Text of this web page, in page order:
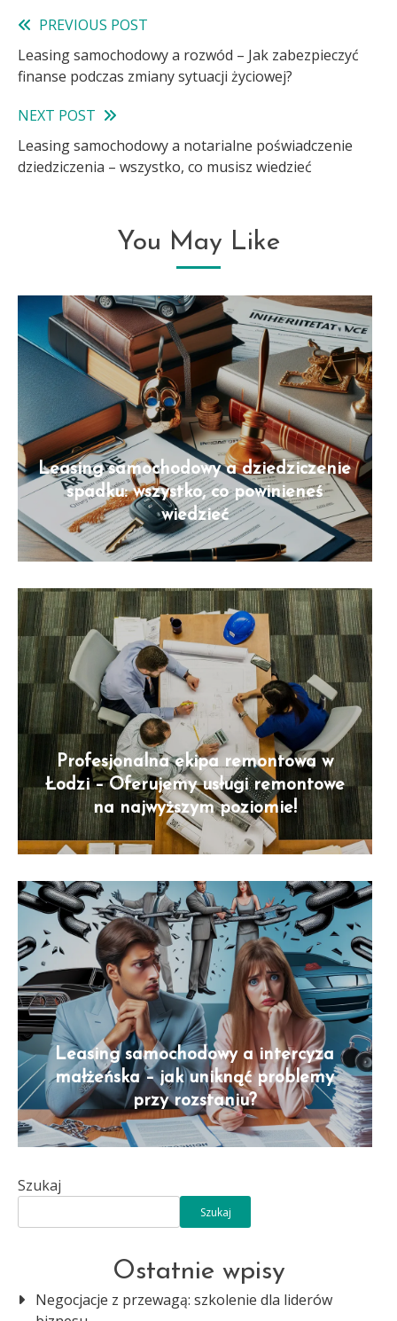
Read
more
PREVIOUS POST
Leasing samochodowy a rozwód – Jak zabezpieczyć
finanse podczas zmiany sytuacji życiowej?
NEXT POST
Leasing samochodowy a notarialne poświadczenie
dziedziczenia – wszystko, co musisz wiedzieć
You May Like
Leasing samochodowy a dziedziczenie
spadku: wszystko, co powinieneś
wiedzieć
Profesjonalna ekipa remontowa w
Łodzi – Oferujemy usługi remontowe
na najwyższym poziomie!
Leasing samochodowy a intercyza
małżeńska – jak uniknąć problemy
przy rozstaniu?
Szukaj
Szukaj
Ostatnie wpisy
Negocjacje z przewagą: szkolenie dla liderów